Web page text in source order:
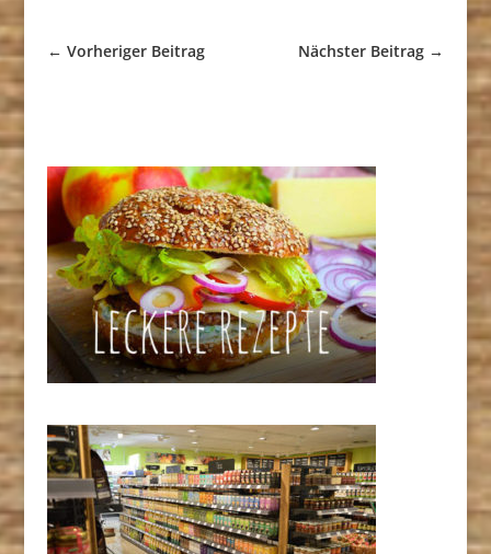
← Vorheriger Beitrag Nächster Beitrag →